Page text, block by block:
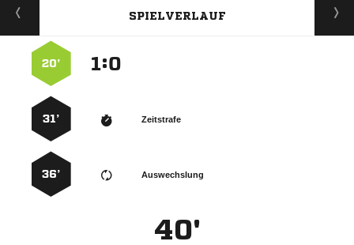
SPIELVERLAUF
:
20’
Zeitstrafe
31’
Auswechslung
36’
40'